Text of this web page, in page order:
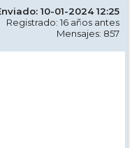
10-01-2024 12:25
Registrado: 16 años antes
Mensajes: 857